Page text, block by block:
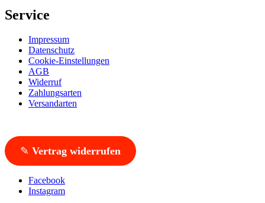
Service
Impressum
Datenschutz
Cookie-Einstellungen
AGB
Widerruf
Zahlungsarten
Versandarten
✎ Vertrag widerrufen
Facebook
Instagram